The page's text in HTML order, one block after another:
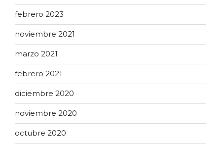
febrero 2023
noviembre 2021
marzo 2021
febrero 2021
diciembre 2020
noviembre 2020
octubre 2020